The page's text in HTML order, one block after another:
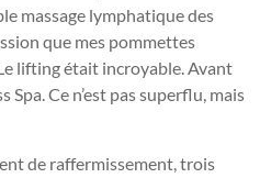
massage lymphatique des
que mes pommettes
lifting était incroyable. Avant
Spa. Ce n’est pas superflu, mais
de raffermissement, trois